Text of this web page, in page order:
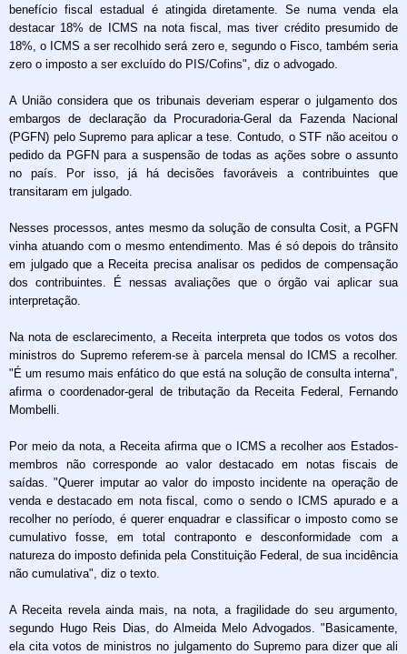
benefício fiscal estadual é atingida diretamente. Se numa venda ela
destacar 18% de ICMS na nota fiscal, mas tiver crédito presumido de
18%, o ICMS a ser recolhido será zero e, segundo o Fisco, também seria
zero o imposto a ser excluído do PIS/Cofins", diz o advogado.
A União considera que os tribunais deveriam esperar o julgamento dos
embargos de declaração da Procuradoria-Geral da Fazenda Nacional
(PGFN) pelo Supremo para aplicar a tese. Contudo, o STF não aceitou o
pedido da PGFN para a suspensão de todas as ações sobre o assunto
no país. Por isso, já há decisões favoráveis a contribuintes que
transitaram em julgado.
Nesses processos, antes mesmo da solução de consulta Cosit, a PGFN
vinha atuando com o mesmo entendimento. Mas é só depois do trânsito
em julgado que a Receita precisa analisar os pedidos de compensação
dos contribuintes. É nessas avaliações que o órgão vai aplicar sua
interpretação.
Na nota de esclarecimento, a Receita interpreta que todos os votos dos
ministros do Supremo referem-se à parcela mensal do ICMS a recolher.
"É um resumo mais enfático do que está na solução de consulta interna",
afirma o coordenador-geral de tributação da Receita Federal, Fernando
Mombelli.
Por meio da nota, a Receita afirma que o ICMS a recolher aos Estados-
membros não corresponde ao valor destacado em notas fiscais de
saídas. "Querer imputar ao valor do imposto incidente na operação de
venda e destacado em nota fiscal, como o sendo o ICMS apurado e a
recolher no período, é querer enquadrar e classificar o imposto como se
cumulativo fosse, em total contraponto e desconformidade com a
natureza do imposto definida pela Constituição Federal, de sua incidência
não cumulativa", diz o texto.
A Receita revela ainda mais, na nota, a fragilidade do seu argumento,
segundo Hugo Reis Dias, do Almeida Melo Advogados. "Basicamente,
ela cita votos de ministros no julgamento do Supremo para dizer que ali